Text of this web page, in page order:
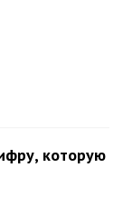
которую